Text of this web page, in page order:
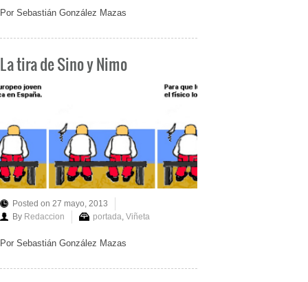
Por Sebastián González Mazas
La tira de Sino y Nimo
Posted on 27 mayo, 2013
By Redaccion portada, Viñeta
Por Sebastián González Mazas